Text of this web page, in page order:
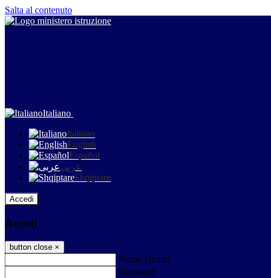
Salta al contenuto
Italiano
Italiano
English
Español
عربى
Shqiptare
Accedi
Accedi
button close ×
Nome Utente
Password